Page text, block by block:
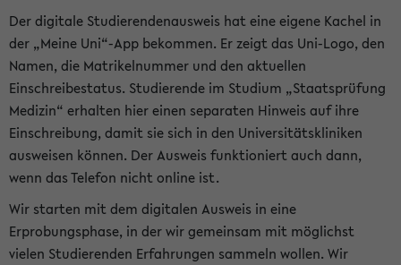
Der digitale Studierendenausweis hat eine eigene Kachel in
der „Meine Uni“-App bekommen. Er zeigt das Uni-Logo, den
Namen, die Matrikelnummer und den aktuellen
Einschreibestatus. Studierende im Studium „Staatsprüfung
Medizin“ erhalten hier einen separaten Hinweis auf ihre
Einschreibung, damit sie sich in den Universitätskliniken
ausweisen können. Der Ausweis funktioniert auch dann,
wenn das Telefon nicht online ist.
Wir starten mit dem digitalen Ausweis in eine
Erprobungsphase, in der wir gemeinsam mit möglichst
vielen Studierenden Erfahrungen sammeln wollen. Wir